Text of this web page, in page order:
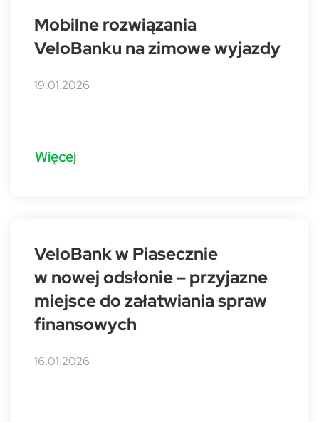
Mobilne rozwiązania
VeloBanku na zimowe wyjazdy
19.01.2026
Więcej
VeloBank w Piasecznie
w nowej odsłonie – przyjazne
miejsce do załatwiania spraw
finansowych
16.01.2026